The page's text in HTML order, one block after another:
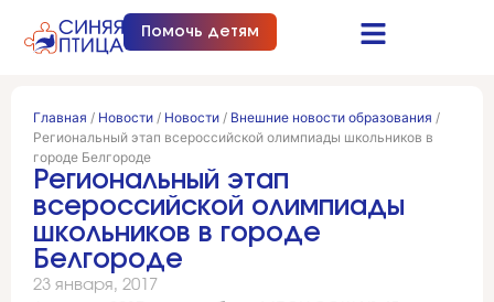
Помочь детям
Главная / Новости / Новости / Внешние новости образования /
Региональный этап всероссийской олимпиады школьников в
городе Белгороде
Региональный этап
всероссийской олимпиады
школьников в городе
Белгороде
23 января, 2017